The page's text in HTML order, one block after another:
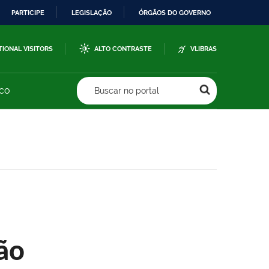
PARTICIPE LEGISLAÇÃO ÓRGÃOS DO GOVERNO
VISITORS ALTO CONTRASTE VLIBRAS
Buscar no portal